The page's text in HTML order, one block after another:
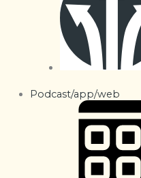
Podcast/app/web